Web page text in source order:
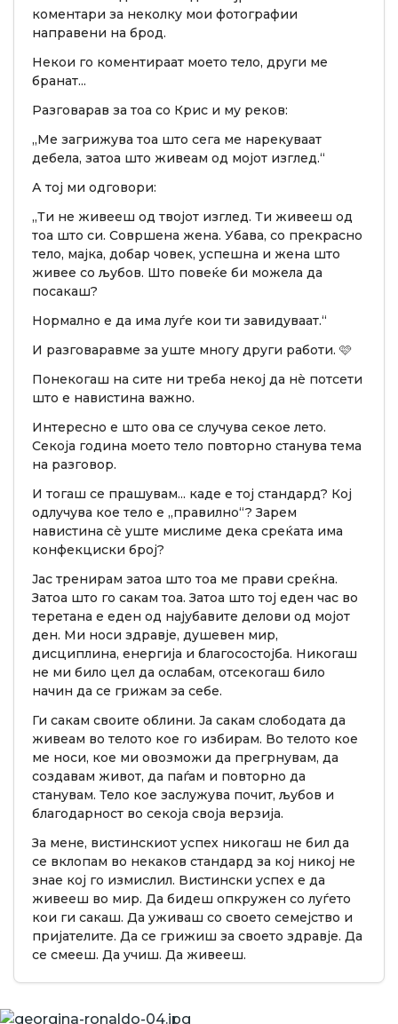
коментари за неколку мои фотографии
направени на брод.
Некои го коментираат моето тело, други ме
бранат...
Разговарав за тоа со Крис и му реков:
„Ме загрижува тоа што сега ме нарекуваат
дебела, затоа што живеам од мојот изглед.“
А тој ми одговори:
„Ти не живееш од твојот изглед. Ти живееш од
тоа што си. Совршена жена. Убава, со прекрасно
тело, мајка, добар човек, успешна и жена што
живее со љубов. Што повеќе би можела да
посакаш?
Нормално е да има луѓе кои ти завидуваат.“
И разговаравме за уште многу други работи. 🩷
Понекогаш на сите ни треба некој да нè потсети
што е навистина важно.
Интересно е што ова се случува секое лето.
Секоја година моето тело повторно станува тема
на разговор.
И тогаш се прашувам... каде е тој стандард? Кој
одлучува кое тело е „правилно“? Зарем
навистина сè уште мислиме дека среќата има
конфекциски број?
Јас тренирам затоа што тоа ме прави среќна.
Затоа што го сакам тоа. Затоа што тој еден час во
теретана е еден од најубавите делови од мојот
ден. Ми носи здравје, душевен мир,
дисциплина, енергија и благосостојба. Никогаш
не ми било цел да ослабам, отсекогаш било
начин да се грижам за себе.
Ги сакам своите облини. Ја сакам слободата да
живеам во телото кое го избирам. Во телото кое
ме носи, кое ми овозможи да прегрнувам, да
создавам живот, да паѓам и повторно да
станувам. Тело кое заслужува почит, љубов и
благодарност во секоја своја верзија.
За мене, вистинскиот успех никогаш не бил да
се вклопам во некаков стандард за кој никој не
знае кој го измислил. Вистински успех е да
живееш во мир. Да бидеш опкружен со луѓето
кои ги сакаш. Да уживаш со своето семејство и
пријателите. Да се грижиш за своето здравје. Да
се смееш. Да учиш. Да живееш.